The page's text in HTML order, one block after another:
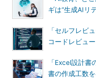
ギは“生成AIリ
「セルフレビ
コードレビュ
「Excel設計
書の作成工数